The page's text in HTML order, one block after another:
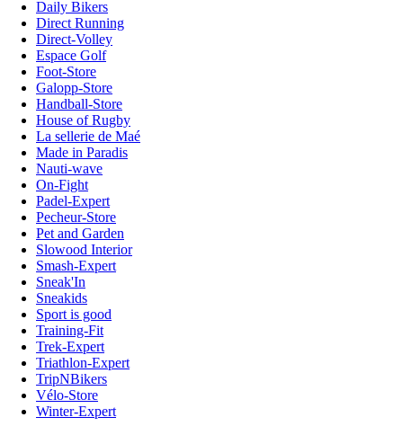
Daily Bikers
Direct Running
Direct-Volley
Espace Golf
Foot-Store
Galopp-Store
Handball-Store
House of Rugby
La sellerie de Maé
Made in Paradis
Nauti-wave
On-Fight
Padel-Expert
Pecheur-Store
Pet and Garden
Slowood Interior
Smash-Expert
Sneak'In
Sneakids
Sport is good
Training-Fit
Trek-Expert
Triathlon-Expert
TripNBikers
Vélo-Store
Winter-Expert